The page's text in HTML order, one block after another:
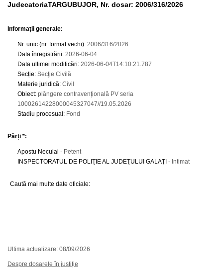
JudecatoriaTARGUBUJOR, Nr. dosar: 2006/316/2026
Informații generale:
Nr. unic (nr. format vechi): 2006/316/2026
Data înregistrării: 2026-06-04
Data ultimei modificări: 2026-06-04T14:10:21.787
Secție: Secţie Civilă
Materie juridică: Civil
Obiect: plângere contravenţională PV seria
10002614228000045327047//19.05.2026
Stadiu procesual : Fond
Părți *:
Apostu Neculai - Petent
INSPECTORATUL DE POLIŢIE AL JUDEŢULUI GALAŢI - Intimat
Caută mai multe date oficiale:
Ultima actualizare: 08/09/2026
Despre dosarele în justiție